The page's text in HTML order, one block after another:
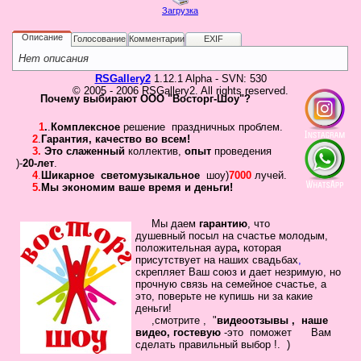
Загрузка
Описание Голосование Комментарии EXIF
Нет описания
RSGallery21.12.1 Alpha - SVN: 530
© 2005 - 2006 RSGallery2. All rights reserved.
Почему выбирают ООО "Восторг-Шоу"?
1.. Комплексное решение праздничных проблем.
2. Гарантия, качество во всем!
3. Это слаженный коллектив, опыт проведения
)-20-лет.
4. Шикарное светомузыкальное шоу)7000 лучей.
5. Мы экономим ваше время и деньги!
Мы даем гарантию, что
душевный посыл на счастье молодым,
положительная аура, которая
присутствует на наших свадьбах,
скрепляет Ваш союз и дает незримую, но
прочную связь на семейное счастье, а
это, поверьте не купишь ни за какие
деньги!
,смотрите , "видеоотзывы , наше
видео, гостевую -это поможет Вам
сделать правильный выбор !. )